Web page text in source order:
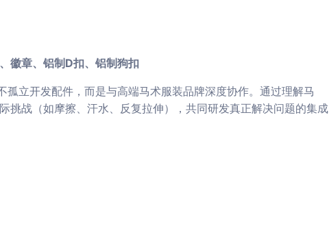
徽章、铝制D扣、铝制狗扣
立开发配件，而是与高端马术服装品牌深度协作。通过理解马
挑战（如摩擦、汗水、反复拉伸），共同研发真正解决问题的集成